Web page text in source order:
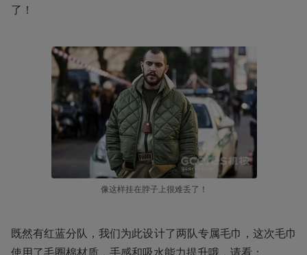
了！
像这样挂在脖子上很难丢了！
既然有红蓝分队，我们为此设计了两队专属毛巾，这次毛巾